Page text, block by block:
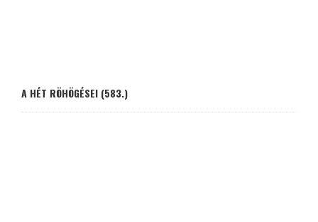
A HÉT RÖHÖGÉSEI (583.)